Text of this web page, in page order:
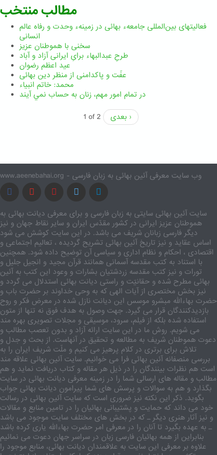
مطالب منتخب
فعالیتهای بین‌المللی جامعهء بهائی در زمینهء وحدت و رفاه عالم
انسانی
سخنی با هموطنان عزیز
طرحِ عبدالبهاء برایِ ایرانی آزاد و آباد
عید اعظم رضوان
عفّت و پاکدامنی از منظر دین بهائی
محمد: خاتم انبیاء
در تمام امور مهم،‌ زنان به حساب نمي آيند
1 of 2
بعدی ›
www.aeenebahai.org - وب سایت معرفی آئین بهائی به زبان فارسی
سایت آئین بهائی سایتی به زبان فارسی و برای معرفی دیانت بهائی به
هموطنان عزیز ایرانی در کشور مقدّس ایران و سایر نقاط جهان و نیز
دیگر فارسی زبانان شریف می باشد. در این سایت کوشش می شود
اساس عقاید و نیز تاریخ آئین بهائی تشریح گردیده ، تعالیم اجتماعی و
اقتصادی ، احکام و نظام اداری و سیاسی آن توضیح داده شود. همچنین
با استناد به کتب مقدسه آسمانی همانند قرآن مجید و انجیل جلیل و
تورات و نیز کتب مقدسه زردشتیان بشارات و وعود این کتب به آئین
بهائی مطرح شده و حقانیّت و راستی دیانت بهائی استدلال می گردد و
نیز بخش مختصری از آیات الهی که به وحی خداوند بر حضرت باب و
حضرت بهاءالله مبشرو موسس این دیانت نازل شده در معرض فکر و روح
بازدیدکنندگان قرار می گیرد. جهت وصول به هدف فوق نه تنها از متون
استفاده شده بلکه از فیلم، سرود، موسیقی و مجلات تصویری بهره مند
می شویم. روش ما در این سایت ارائه آزاد و بدون تعصب مطالب و
دعوت هموطنان شریف به مطالعه و تحقیق در آنهاست. از بحث و جدل و
تلاش برای برتری در کلام پرهیز می کنیم و ملّت شریف ایران را به
بررسی منصفانه آئین بهائی فرا می خوانیم. سایت آئین بهائی علاقه مند
است هم نظرات بینندگان را در ذیل هر مقاله و کتاب دریافت نماید و هم
مطالب و مقاله های ارسالی شما را در زمینه معرفی دیانت بهائی در سایت
بگذارد و هم به سوالات و پرسش های شما پیرامون دیانت بهائی جواب
بگوید. ذکر این نکته نیز ضروری است که سایت آئین بهائی در رسالت
خود می داند که حمایت و پشتیبانی بهائیان را در تامین منابع و مقالات
و نیز آثار هنری دیگر ـ که در بخش های مختلف سایت موجود می باشد
ـ به عهده بگیرد تا آنان را در معرفی امر حضرت بهاءالله یاری کرده باشد
بنابراین از همه بهائیان فارسی زبان در سراسر جهان دعوت می نمائیم
علاوه بر معرفی این سایت به علاقمندان دیانت بهائی، منابع موجود را